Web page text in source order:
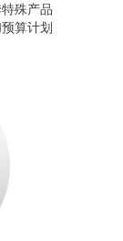
殊产品
算计划